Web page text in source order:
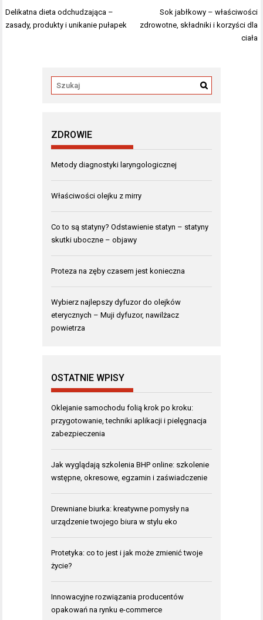
Nawigacja
wpisu
Delikatna dieta odchudzająca –
zasady, produkty i unikanie pułapek
Sok jabłkowy – właściwości
zdrowotne, składniki i korzyści dla
ciała
ZDROWIE
Metody diagnostyki laryngologicznej
Właściwości olejku z mirry
Co to są statyny? Odstawienie statyn – statyny
skutki uboczne – objawy
Proteza na zęby czasem jest konieczna
Wybierz najlepszy dyfuzor do olejków
eterycznych – Muji dyfuzor, nawilżacz
powietrza
OSTATNIE WPISY
Oklejanie samochodu folią krok po kroku:
przygotowanie, techniki aplikacji i pielęgnacja
zabezpieczenia
Jak wyglądają szkolenia BHP online: szkolenie
wstępne, okresowe, egzamin i zaświadczenie
Drewniane biurka: kreatywne pomysły na
urządzenie twojego biura w stylu eko
Protetyka: co to jest i jak może zmienić twoje
życie?
Innowacyjne rozwiązania producentów
opakowań na rynku e-commerce